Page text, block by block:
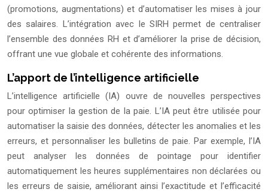
(promotions, augmentations) et d’automatiser les mises à jour
des salaires. L’intégration avec le SIRH permet de centraliser
l’ensemble des données RH et d’améliorer la prise de décision,
offrant une vue globale et cohérente des informations.
L’apport de l’intelligence artificielle
L’intelligence artificielle (IA) ouvre de nouvelles perspectives
pour optimiser la gestion de la paie. L’IA peut être utilisée pour
automatiser la saisie des données, détecter les anomalies et les
erreurs, et personnaliser les bulletins de paie. Par exemple, l’IA
peut analyser les données de pointage pour identifier
automatiquement les heures supplémentaires non déclarées ou
les erreurs de saisie, améliorant ainsi l’exactitude et l’efficacité